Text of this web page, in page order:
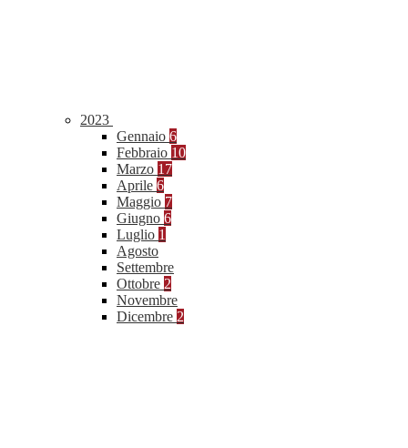
2023
Gennaio 6
Febbraio 10
Marzo 17
Aprile 6
Maggio 7
Giugno 6
Luglio 1
Agosto
Settembre
Ottobre 2
Novembre
Dicembre 2